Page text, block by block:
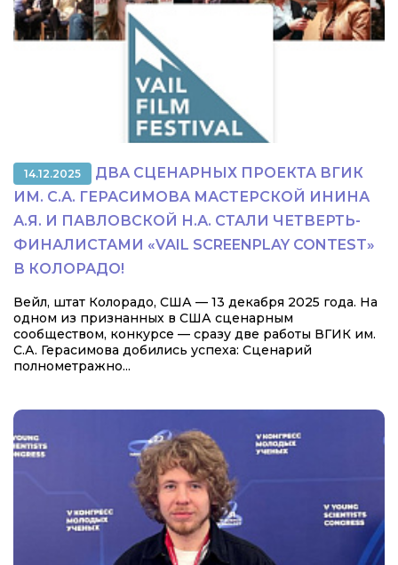
14.12.2025
ДВА СЦЕНАРНЫХ ПРОЕКТА ВГИК
ИМ. С.А. ГЕРАСИМОВА МАСТЕРСКОЙ ИНИНА
А.Я. И ПАВЛОВСКОЙ Н.А. СТАЛИ ЧЕТВЕРТЬ-
ФИНАЛИСТАМИ «VAIL SCREENPLAY CONTEST»
В КОЛОРАДО!
Вейл, штат Колорадо, США — 13 декабря 2025 года. На
одном из признанных в США сценарным
сообществом, конкурсе — сразу две работы ВГИК им.
С.А. Герасимова добились успеха: Сценарий
полнометражно...